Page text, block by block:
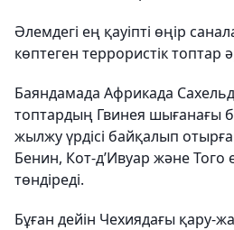
Әлемдегі ең қауіпті өңір
көптеген террористік топтар
Баяндамада Африкада
топтардың Гвинея шығанағы
жылжу үрдісі байқалып
Бенин, Кот-д’Ивуар және Того
төндіреді.
Бұған дейін Чехиядағы қару-